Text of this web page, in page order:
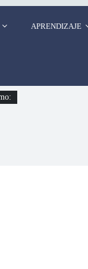
APRENDIZAJE